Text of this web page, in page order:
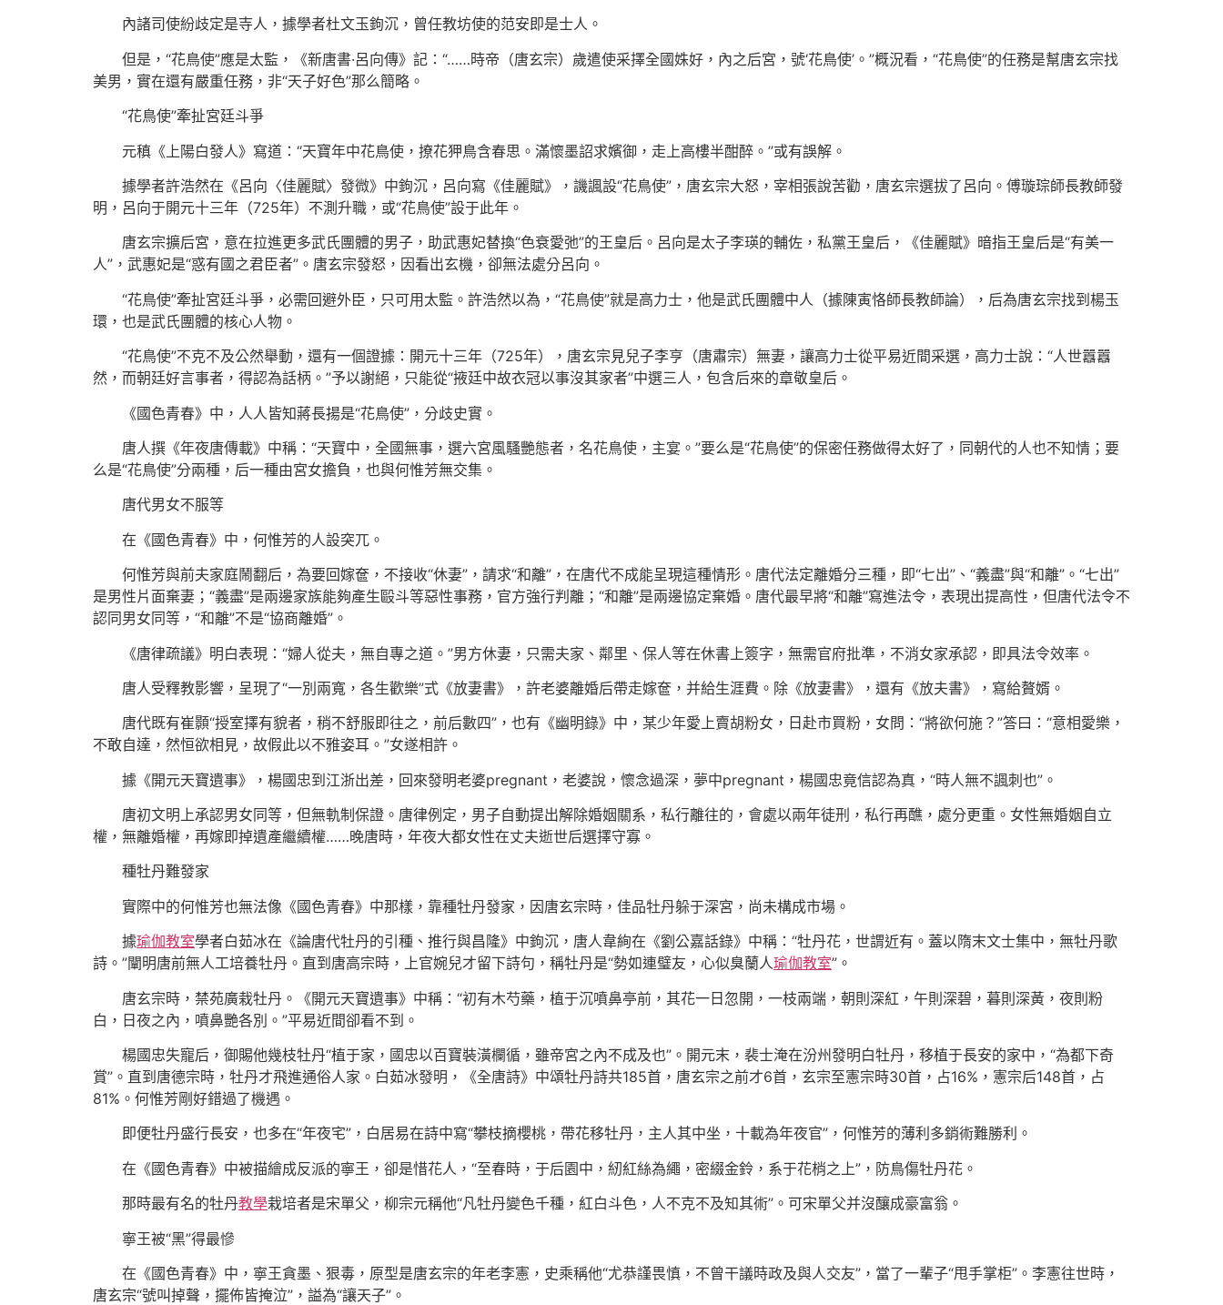
內諸司使紛歧定是寺人，據學者杜文玉鉤沉，曾任教坊使的范安即是士人。
但是，“花鳥使”應是太監，《新唐書·呂向傳》記：“……時帝（唐玄宗）歲遣使采擇全國姝好，內之后宮，號‘花鳥使’。”概況看，“花鳥使”的任務是幫唐玄宗找
美男，實在還有嚴重任務，非“天子好色”那么簡略。
“花鳥使”牽扯宮廷斗爭
元稹《上陽白發人》寫道：“天寶年中花鳥使，撩花狎鳥含春思。滿懷墨詔求嬪御，走上高樓半酣醉。”或有誤解。
據學者許浩然在《呂向〈佳麗賦〉發微》中鉤沉，呂向寫《佳麗賦》，譏諷設“花鳥使”，唐玄宗大怒，宰相張說苦勸，唐玄宗選拔了呂向。傅璇琮師長教師發
明，呂向于開元十三年（725年）不測升職，或“花鳥使”設于此年。
唐玄宗擴后宮，意在拉進更多武氏團體的男子，助武惠妃替換“色衰愛弛”的王皇后。呂向是太子李瑛的輔佐，私黨王皇后，《佳麗賦》暗指王皇后是“有美一
人”，武惠妃是“惑有國之君臣者”。唐玄宗發怒，因看出玄機，卻無法處分呂向。
“花鳥使”牽扯宮廷斗爭，必需回避外臣，只可用太監。許浩然以為，“花鳥使”就是高力士，他是武氏團體中人（據陳寅恪師長教師論），后為唐玄宗找到楊玉
環，也是武氏團體的核心人物。
“花鳥使”不克不及公然舉動，還有一個證據：開元十三年（725年），唐玄宗見兒子李亨（唐肅宗）無妻，讓高力士從平易近間采選，高力士說：“人世囂囂
然，而朝廷好言事者，得認為話柄。”予以謝絕，只能從“掖廷中故衣冠以事沒其家者”中選三人，包含后來的章敬皇后。
《國色青春》中，人人皆知蔣長揚是“花鳥使”，分歧史實。
唐人撰《年夜唐傳載》中稱：“天寶中，全國無事，選六宮風騷艷態者，名花鳥使，主宴。”要么是“花鳥使”的保密任務做得太好了，同朝代的人也不知情；要
么是“花鳥使”分兩種，后一種由宮女擔負，也與何惟芳無交集。
唐代男女不服等
在《國色青春》中，何惟芳的人設突兀。
何惟芳與前夫家庭鬧翻后，為要回嫁奩，不接收“休妻”，請求“和離”，在唐代不成能呈現這種情形。唐代法定離婚分三種，即“七出”、“義盡”與“和離”。“七出”
是男性片面棄妻；“義盡”是兩邊家族能夠產生毆斗等惡性事務，官方強行判離；“和離”是兩邊協定棄婚。唐代最早將“和離”寫進法令，表現出提高性，但唐代法令不
認同男女同等，“和離”不是“協商離婚”。
《唐律疏議》明白表現：“婦人從夫，無自專之道。”男方休妻，只需夫家、鄰里、保人等在休書上簽字，無需官府批準，不消女家承認，即具法令效率。
唐人受釋教影響，呈現了“一別兩寬，各生歡樂”式《放妻書》，許老婆離婚后帶走嫁奩，并給生涯費。除《放妻書》，還有《放夫書》，寫給贅婿。
唐代既有崔顥“授室擇有貌者，稍不舒服即往之，前后數四”，也有《幽明錄》中，某少年愛上賣胡粉女，日赴市買粉，女問：“將欲何施？”答曰：“意相愛樂，
不敢自達，然恒欲相見，故假此以不雅姿耳。”女遂相許。
據《開元天寶遺事》，楊國忠到江浙出差，回來發明老婆pregnant，老婆說，懷念過深，夢中pregnant，楊國忠竟信認為真，“時人無不諷刺也”。
唐初文明上承認男女同等，但無軌制保證。唐律例定，男子自動提出解除婚姻關系，私行離往的，會處以兩年徒刑，私行再醮，處分更重。女性無婚姻自立
權，無離婚權，再嫁即掉遺產繼續權……晚唐時，年夜大都女性在丈夫逝世后選擇守寡。
種牡丹難發家
實際中的何惟芳也無法像《國色青春》中那樣，靠種牡丹發家，因唐玄宗時，佳品牡丹躲于深宮，尚未構成市場。
據瑜伽教室學者白茹冰在《論唐代牡丹的引種、推行與昌隆》中鉤沉，唐人韋絢在《劉公嘉話錄》中稱：“牡丹花，世謂近有。蓋以隋末文士集中，無牡丹歌
詩。”闡明唐前無人工培養牡丹。直到唐高宗時，上官婉兒才留下詩句，稱牡丹是“勢如連璧友，心似臭蘭人瑜伽教室”。
唐玄宗時，禁苑廣栽牡丹。《開元天寶遺事》中稱：“初有木芍藥，植于沉噴鼻亭前，其花一日忽開，一枝兩端，朝則深紅，午則深碧，暮則深黃，夜則粉
白，日夜之內，噴鼻艷各別。”平易近間卻看不到。
楊國忠失寵后，御賜他幾枝牡丹“植于家，國忠以百寶裝潢欄循，雖帝宮之內不成及也”。開元末，裴士淹在汾州發明白牡丹，移植于長安的家中，“為都下奇
賞”。直到唐德宗時，牡丹才飛進通俗人家。白茹冰發明，《全唐詩》中頌牡丹詩共185首，唐玄宗之前才6首，玄宗至憲宗時30首，占16%，憲宗后148首，占
81%。何惟芳剛好錯過了機遇。
即便牡丹盛行長安，也多在“年夜宅”，白居易在詩中寫“攀枝摘櫻桃，帶花移牡丹，主人其中坐，十載為年夜官”，何惟芳的薄利多銷術難勝利。
在《國色青春》中被描繪成反派的寧王，卻是惜花人，“至春時，于后園中，紉紅絲為繩，密綴金鈴，系于花梢之上”，防鳥傷牡丹花。
那時最有名的牡丹教學栽培者是宋單父，柳宗元稱他“凡牡丹變色千種，紅白斗色，人不克不及知其術”。可宋單父并沒釀成豪富翁。
寧王被“黑”得最慘
在《國色青春》中，寧王貪墨、狠毒，原型是唐玄宗的年老李憲，史乘稱他“尤恭謹畏慎，不曾干議時政及與人交友”，當了一輩子“甩手掌柜”。李憲往世時，
唐玄宗“號叫掉聲，擺佈皆掩泣”，謚為“讓天子”。